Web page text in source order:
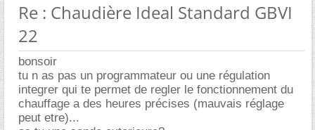
Re : Chaudière Ideal Standard GBVI
22
bonsoir
tu n as pas un programmateur ou une régulation
integrer qui te permet de regler le fonctionnement du
chauffage a des heures précises (mauvais réglage
peut etre)...